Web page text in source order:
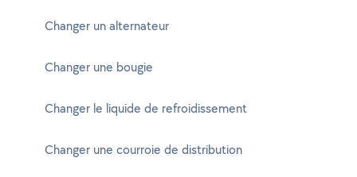
Changer un alternateur
Changer une bougie
Changer le liquide de refroidissement
Changer une courroie de distribution